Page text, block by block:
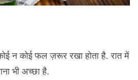
न कोई फल ज़रूर रखा होता है. रात में
भी अच्छा है.